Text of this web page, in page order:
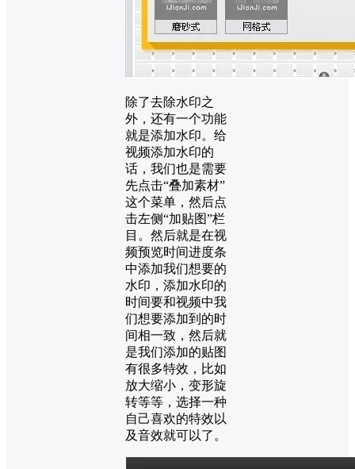
除了去除水印之
外，还有一个功能
就是添加水印。给
视频添加水印的
话，我们也是需要
先点击“叠加素材”
这个菜单，然后点
击左侧“加贴图”栏
目。然后就是在视
频预览时间进度条
中添加我们想要的
水印，添加水印的
时间要和视频中我
们想要添加到的时
间相一致，然后就
是我们添加的贴图
有很多特效，比如
放大缩小，变形旋
转等等，选择一种
自己喜欢的特效以
及音效就可以了。